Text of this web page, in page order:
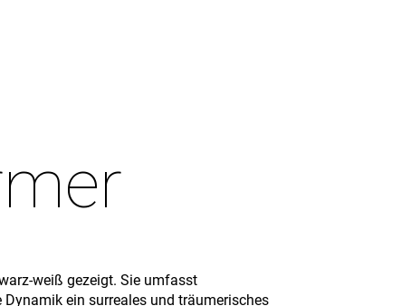
weiß gezeigt. Sie umfasst
ein surreales und träumerisches